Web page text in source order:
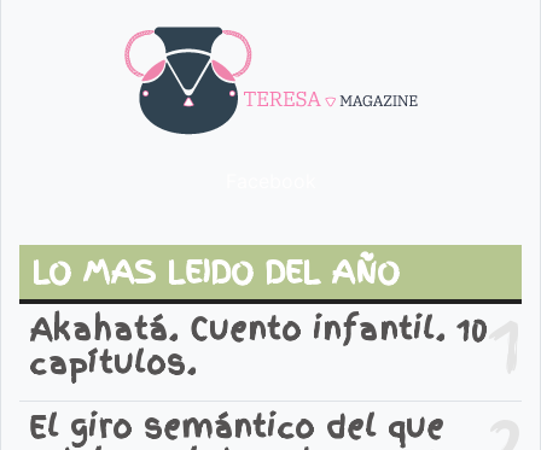
LO MAS LEIDO DEL AÑO
1
Akahatá. Cuento infantil. 10
capítulos.
El giro semántico del que